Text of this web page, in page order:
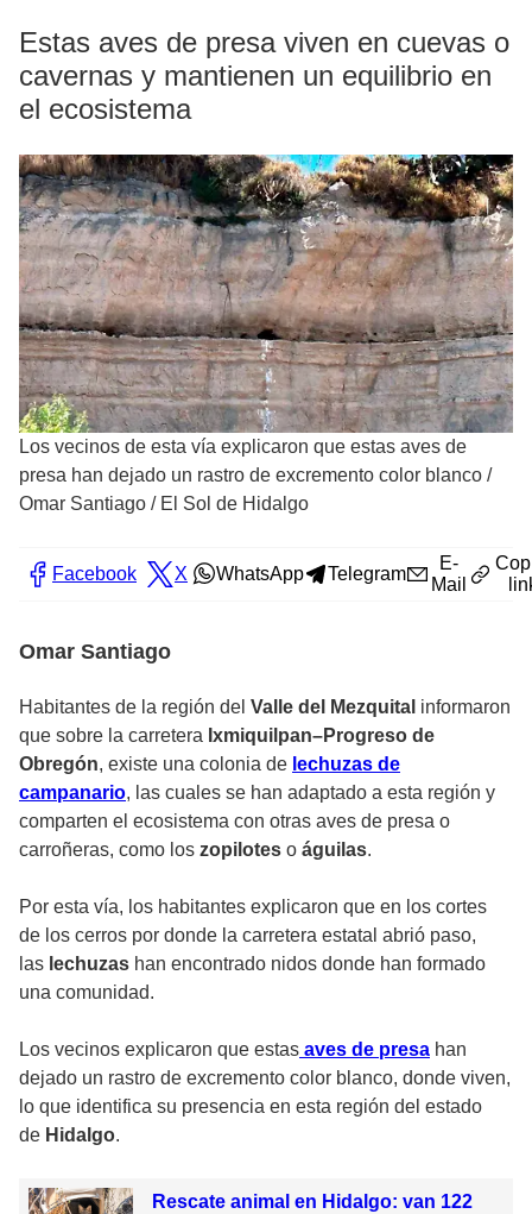
Estas aves de presa viven en cuevas o
cavernas y mantienen un equilibrio en
el ecosistema
Los vecinos de esta vía explicaron que estas aves de
presa han dejado un rastro de excremento color blanco /
Omar Santiago / El Sol de Hidalgo
Facebook X WhatsApp Telegram
E-
Mail
Omar Santiago
Habitantes de la región del Valle del Mezquital informaron
que sobre la carretera Ixmiquilpan–Progreso de
Obregón, existe una colonia de lechuzas de
campanario, las cuales se han adaptado a esta región y
comparten el ecosistema con otras aves de presa o
carroñeras, como los zopilotes o águilas.
Por esta vía, los habitantes explicaron que en los cortes
de los cerros por donde la carretera estatal abrió paso,
las lechuzas han encontrado nidos donde han formado
una comunidad.
Los vecinos explicaron que estas aves de presa han
dejado un rastro de excremento color blanco, donde viven,
lo que identifica su presencia en esta región del estado
de Hidalgo.
Rescate animal en Hidalgo: van 122